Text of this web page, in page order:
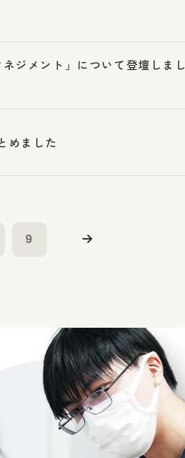
ジメント」について登壇しまし
めました
9